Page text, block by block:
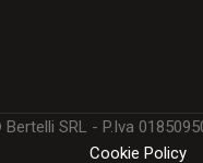
SRL - P.Iva
Cookie Policy